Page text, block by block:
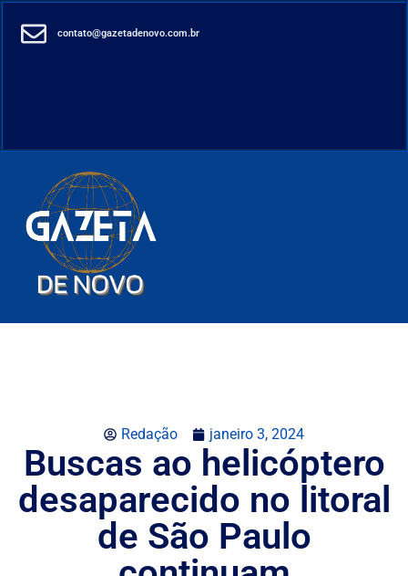
contato@gazetadenovo.com.br
Redação janeiro 3, 2024
Buscas ao helicóptero
desaparecido no litoral
de São Paulo